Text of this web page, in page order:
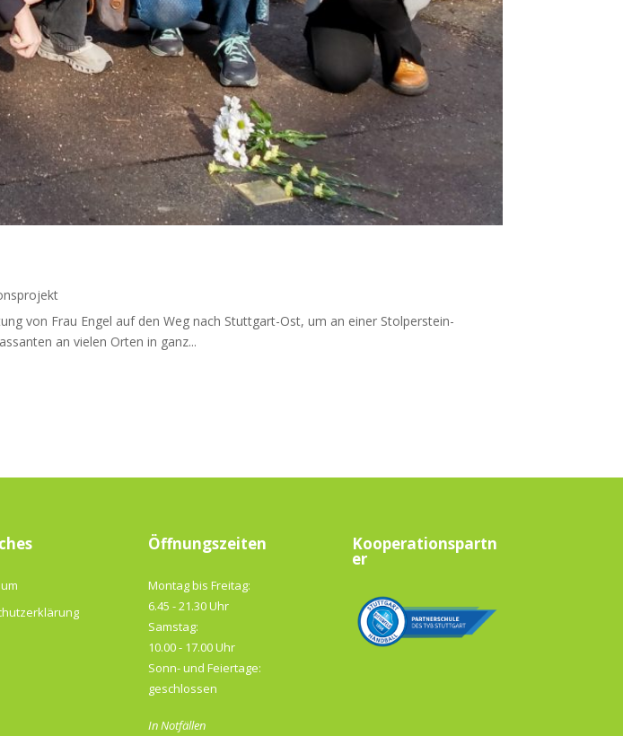
von Frau Engel auf den Weg nach Stuttgart-Ost, um an einer Stolperstein-
an vielen Orten in ganz...
Öffnungszeiten
Montag bis Freitag:
6.45 - 21.30 Uhr
Samstag:
10.00 - 17.00 Uhr
Sonn- und Feiertage:
geschlossen
In Notfällen
Kooperationspartn
er